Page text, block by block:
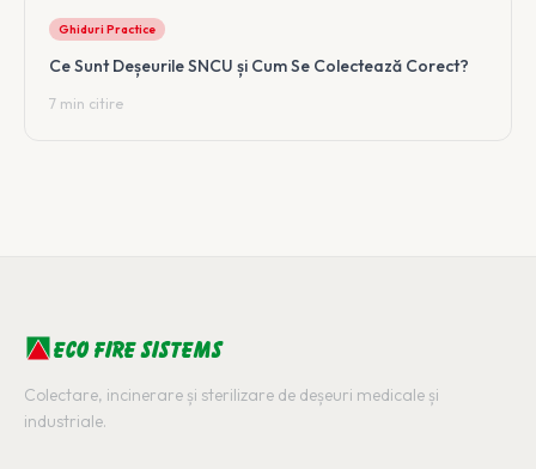
Ghiduri Practice
Ce Sunt Deșeurile SNCU și Cum Se Colectează Corect?
7 min citire
ECO FIRE SISTEMS
Colectare, incinerare și sterilizare de deșeuri medicale și
industriale.